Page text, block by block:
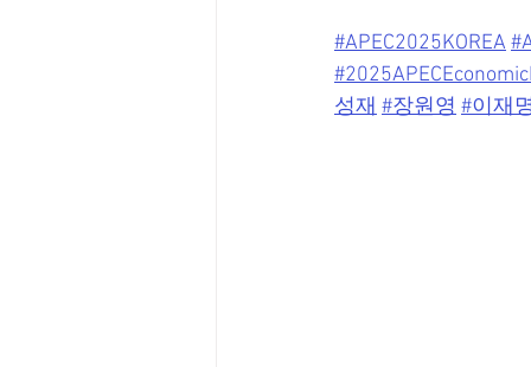
#APEC2025KOREA
성재#장원영#이재